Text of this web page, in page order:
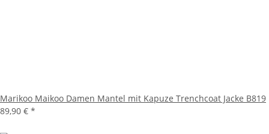
Marikoo Maikoo Damen Mantel mit Kapuze Trenchcoat Jacke B819
89,90 € *